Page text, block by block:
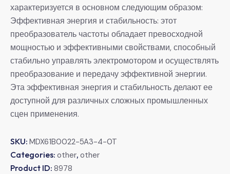
характеризуется в основном следующим образом:
Эффективная энергия и стабильность: этот
преобразователь частоты обладает превосходной
мощностью и эффективными свойствами, способный
стабильно управлять электромотором и осуществлять
преобразование и передачу эффективной энергии.
Эта эффективная энергия и стабильность делают ее
доступной для различных сложных промышленных
сцен применения.
SKU: MDX61B0022-5A3-4-0T
Categories: other, other
Product ID: 8978